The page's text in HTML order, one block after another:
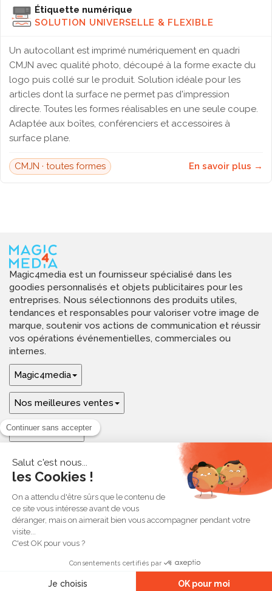
Étiquette numérique
SOLUTION UNIVERSELLE & FLEXIBLE
Un autocollant est imprimé numériquement en quadri
CMJN avec qualité photo, découpé à la forme exacte du
logo puis collé sur le produit. Solution idéale pour les
articles dont la surface ne permet pas d'impression
directe. Toutes les formes réalisables en une seule coupe.
Adaptée aux boîtes, conférenciers et accessoires à
surface plane.
CMJN · toutes formes En savoir plus →
Magic4media est un fournisseur spécialisé dans les
goodies personnalisés et objets publicitaires pour les
entreprises. Nous sélectionnons des produits utiles,
tendances et responsables pour valoriser votre image de
marque, soutenir vos actions de communication et réussir
vos opérations événementielles, commerciales ou
internes.
Magic4media
Nos meilleures ventes
Guides & aide
Ressources & inspirations
© 2026 Magic4media